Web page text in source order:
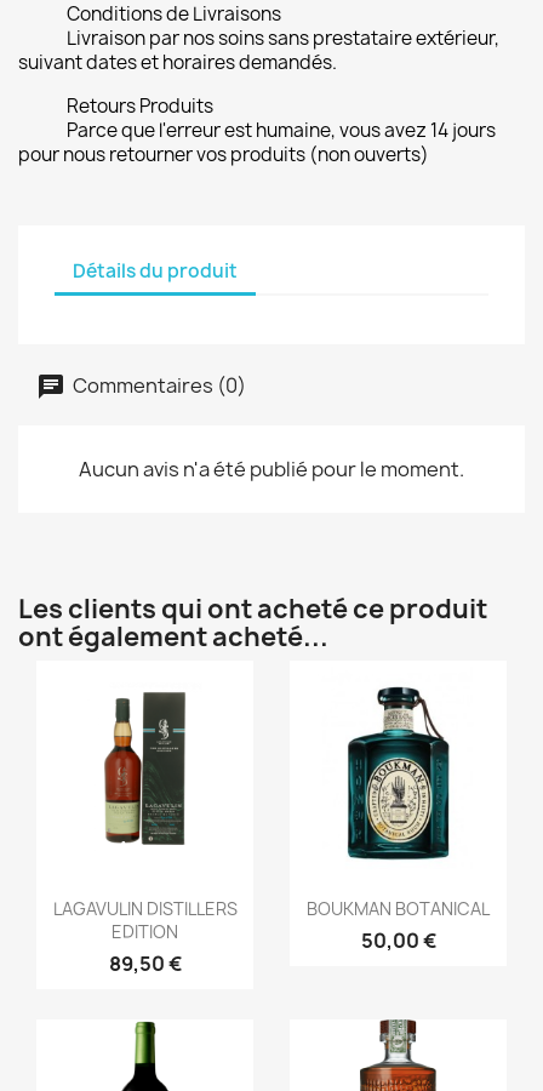
Conditions de Livraisons
Livraison par nos soins sans prestataire extérieur,
suivant dates et horaires demandés.
Retours Produits
Parce que l'erreur est humaine, vous avez 14 jours
pour nous retourner vos produits (non ouverts)
Détails du produit
Commentaires (0)
Aucun avis n'a été publié pour le moment.
Les clients qui ont acheté ce produit
ont également acheté...
Aperçu rapide
LAGAVULIN DISTILLERS
EDITION
89,50 €
Aperçu rapide
BOUKMAN BOTANICAL
50,00 €